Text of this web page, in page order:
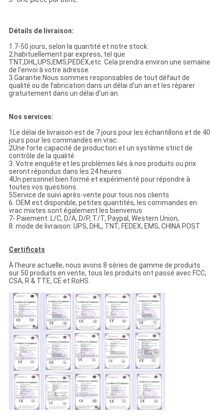
Détails de livraison:
1.7-50 jours, selon la quantité et notre stock.
2.habituellement par express, tel que
TNT,DHL,UPS,EMS,PEDEX,etc. Cela prendra environ une semaine
de l'envoi à votre adresse.
3.Garantie:Nous sommes responsables de tout défaut de
qualité ou de fabrication dans un délai d'un an et les réparer
gratuitement dans un délai d'un an.
Nos services:
1Le délai de livraison est de 7 jours pour les échantillons et de 40
jours pour les commandes en vrac.
2Une forte capacité de production et un système strict de
contrôle de la qualité
3. Votre enquête et les problèmes liés à nos produits ou prix
seront répondus dans les 24 heures
4Un personnel bien formé et expérimenté pour répondre à
toutes vos questions.
5Service de suivi après-vente pour tous nos clients
6. OEM est disponible, petites quantités, les commandes en
vrac mixtes sont également les bienvenus
7- Paiement: L/C, D/A, D/P, T/T, Paypal, Western Union,
8. mode de livraison: UPS, DHL, TNT, FEDEX, EMS, CHINA POST
Certificats
À l'heure actuelle, nous avons 8 séries de gamme de produits
sur 50 produits en vente, tous les produits ont passé avec FCC,
CSA, R & TTE, CE et RoHS.